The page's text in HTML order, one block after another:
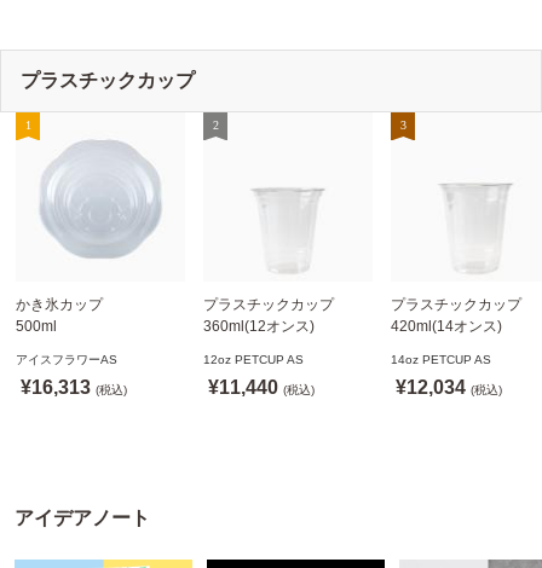
プラスチックカップ
かき氷カップ
500ml
※北海道・沖縄・離島 送
料別途
アイスフラワーAS
¥16,313 (税込)
プラスチックカップ
360ml(12オンス)
製)
※沖縄・離島 配送料別途
12oz PETCUP AS
¥11,440 (税込)
プラスチックカップ
420ml(14オンス)
製)
※沖縄・離島 配送料
14oz PETCUP AS
¥12,034 (税込)
アイデアノート